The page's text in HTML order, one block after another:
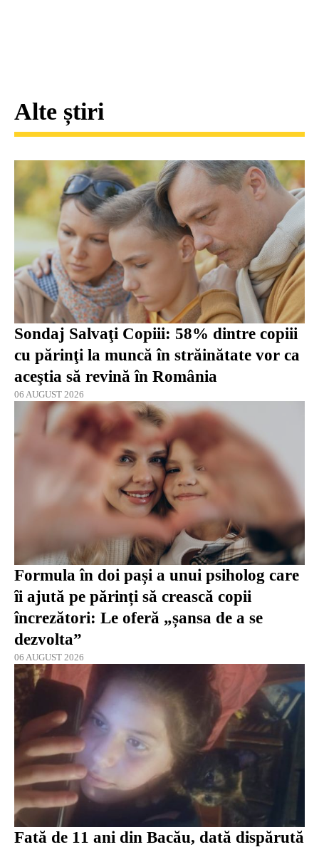
Alte știri
Sondaj Salvaţi Copiii: 58% dintre copiii
cu părinţi la muncă în străinătate vor ca
aceştia să revină în România
06 AUGUST 2026
Formula în doi pași a unui psiholog care
îi ajută pe părinți să crească copii
încrezători: Le oferă „șansa de a se
dezvolta”
06 AUGUST 2026
Fată de 11 ani din Bacău, dată dispărută